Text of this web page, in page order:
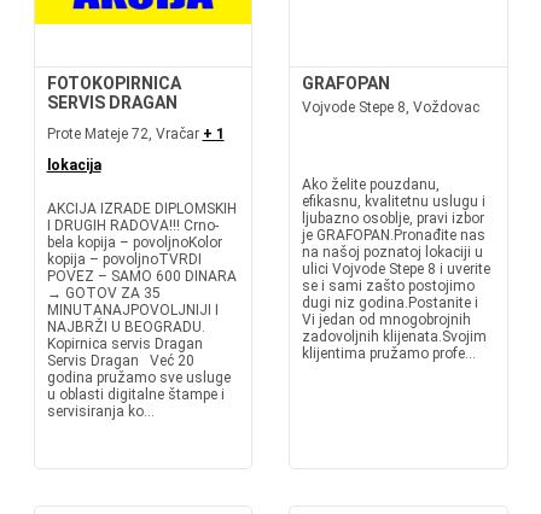
FOTOKOPIRNICA
SERVIS DRAGAN
Prote Mateje 72, Vračar + 1
lokacija
AKCIJA IZRADE DIPLOMSKIH
I DRUGIH RADOVA!!! Crno-
bela kopija – povoljnoKolor
kopija – povoljnoTVRDI
POVEZ – SAMO 600 DINARA
→ GOTOV ZA 35
MINUTANAJPOVOLJNIJI I
NAJBRŽI U BEOGRADU.
Kopirnica servis Dragan
Servis Dragan Već 20
godina pružamo sve usluge
u oblasti digitalne štampe i
servisiranja ko...
GRAFOPAN
Vojvode Stepe 8, Voždovac
Ako želite pouzdanu,
efikasnu, kvalitetnu uslugu i
ljubazno osoblje, pravi izbor
je GRAFOPAN.Pronađite nas
na našoj poznatoj lokaciji u
ulici Vojvode Stepe 8 i uverite
se i sami zašto postojimo
dugi niz godina.Postanite i
Vi jedan od mnogobrojnih
zadovoljnih klijenata.Svojim
klijentima pružamo profe...